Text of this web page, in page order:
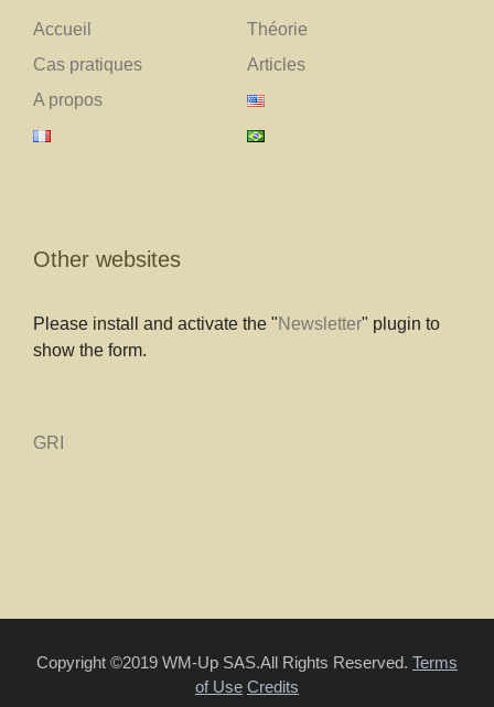
Accueil
Théorie
Cas pratiques
Articles
A propos
Other websites
Please install and activate the "Newsletter" plugin to
show the form.
GRI
Copyright ©2019 WM-Up SAS.All Rights Reserved. Terms
of Use Credits